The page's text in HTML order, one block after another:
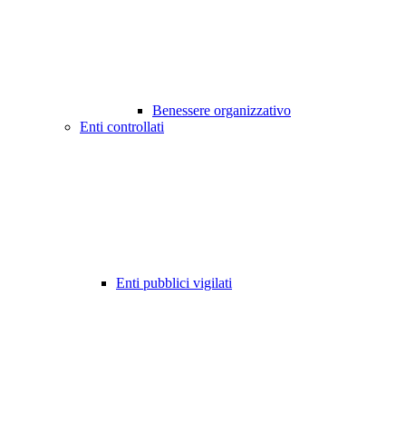
Benessere organizzativo
Enti controllati
Enti pubblici vigilati